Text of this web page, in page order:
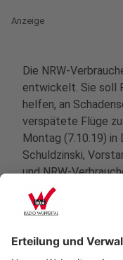
Anzeige
Die NRW-
entwickelt. Sie soll
helfen, an
verspätete Flüge
Montag (7.10.19)
Schuldzinski,
und NRW-
Esser vorgestellt.
Anzeige